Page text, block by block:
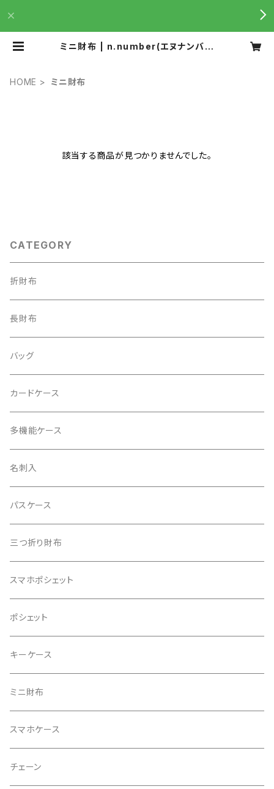
ミニ財布 | n.number(エヌナンバー
HOME
ミニ財布
該当する商品が見つかりませんでした。
CATEGORY
折財布
長財布
バッグ
カードケース
多機能ケース
名刺入
パスケース
三つ折り財布
スマホポシェット
ポシェット
キーケース
ミニ財布
スマホケース
チェーン